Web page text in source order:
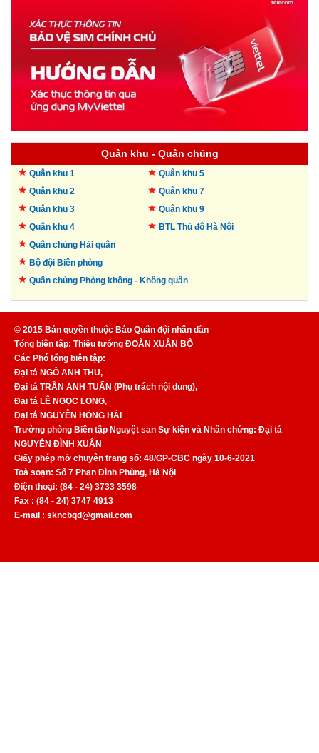
Quân khu - Quân chủng
Quân khu 1
Quân khu 2
Quân khu 3
Quân khu 4
Quân khu 5
Quân khu 7
Quân khu 9
BTL Thủ đô Hà Nội
Quân chủng Hải quân
Bộ đội Biên phòng
Quân chủng Phòng không - Không quân
© 2015 Bản quyền thuộc Báo Quân đội nhân dân
Tổng biên tập: Thiếu tướng ĐOÀN XUÂN BỘ
Các Phó tổng biên tập:
Đại tá NGÔ ANH THU,
Đại tá TRẦN ANH TUẤN (Phụ trách nội dung),
Đại tá LÊ NGỌC LONG,
Đại tá NGUYỄN HỒNG HẢI
Trưởng phòng Biên tập Nguyệt san Sự kiện và Nhân chứng: Đại tá
NGUYỄN ĐÌNH XUÂN
Giấy phép mở chuyên trang số: 48/GP-CBC ngày 10-6-2021
Toà soạn: Số 7 Phan Đình Phùng, Hà Nội
Điện thoại: (84 - 24) 3733 3598
Fax : (84 - 24) 3747 4913
E-mail : skncbqd@gmail.com